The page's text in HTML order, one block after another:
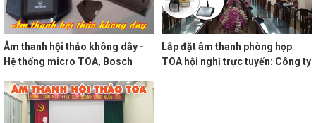
Âm thanh hội thảo không dây -
Hệ thống micro TOA, Bosch
Lắp đặt âm thanh phòng họp
TOA hội nghị trực tuyến: Công ty